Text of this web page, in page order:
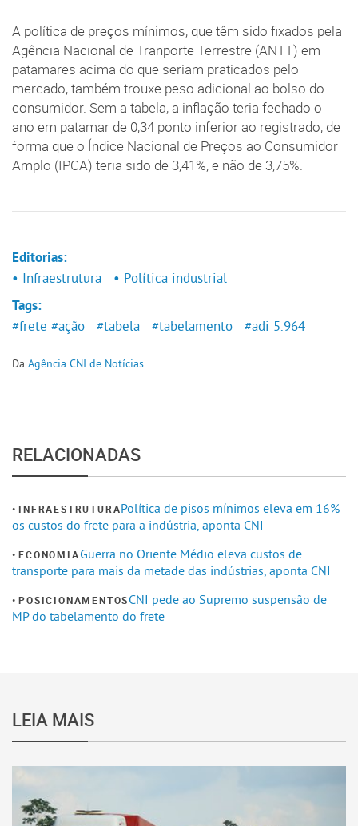
A política de preços mínimos, que têm sido fixados pela
Agência Nacional de Tranporte Terrestre (ANTT) em
patamares acima do que seriam praticados pelo
mercado, também trouxe peso adicional ao bolso do
consumidor. Sem a tabela, a inflação teria fechado o
ano em patamar de 0,34 ponto inferior ao registrado, de
forma que o Índice Nacional de Preços ao Consumidor
Amplo (IPCA) teria sido de 3,41%, e não de 3,75%.
Editorias:
• Infraestrutura
• Política industrial
Tags:
#frete #ação #tabela #tabelamento #adi 5.964
Da Agência CNI de Notícias
RELACIONADAS
INFRAESTRUTURAPolítica de pisos mínimos eleva em 16%
os custos do frete para a indústria, aponta CNI
ECONOMIAGuerra no Oriente Médio eleva custos de
transporte para mais da metade das indústrias, aponta CNI
POSICIONAMENTOSCNI pede ao Supremo suspensão de
MP do tabelamento do frete
LEIA MAIS